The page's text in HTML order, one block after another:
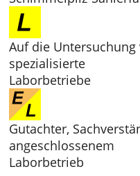
Auf die
spezialisierte
Laborbetriebe
Gutachter,
angeschlossenem
Laborbetrieb